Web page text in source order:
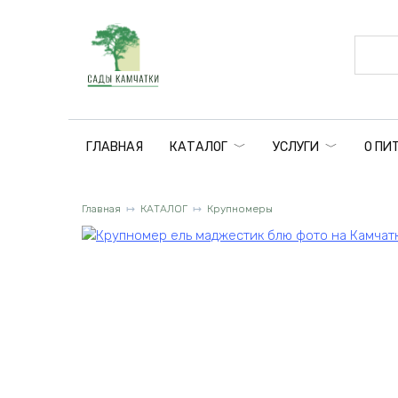
ГЛАВНАЯ КАТАЛОГ УСЛУГИ О
Главная КАТАЛОГ Крупномеры